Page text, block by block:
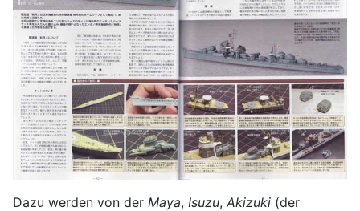
Dazu werden von der Maya, Isuzu, Akizuki (der